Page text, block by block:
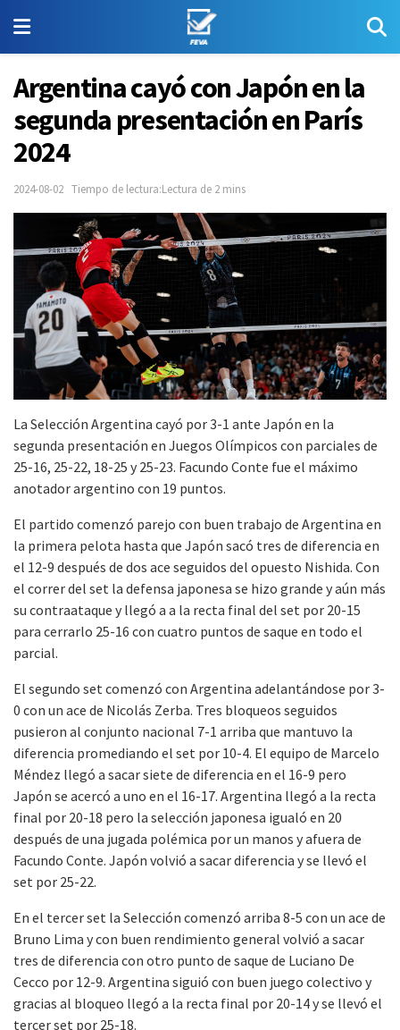
Argentina cayó con Japón en la
segunda presentación en París
2024
2024-08-02 Tiempo de lectura:Lectura de 2 mins
La Selección Argentina cayó por 3-1 ante Japón en la
segunda presentación en Juegos Olímpicos con parciales de
25-16, 25-22, 18-25 y 25-23. Facundo Conte fue el máximo
anotador argentino con 19 puntos.
El partido comenzó parejo con buen trabajo de Argentina en
la primera pelota hasta que Japón sacó tres de diferencia en
el 12-9 después de dos ace seguidos del opuesto Nishida. Con
el correr del set la defensa japonesa se hizo grande y aún más
su contraataque y llegó a a la recta final del set por 20-15
para cerrarlo 25-16 con cuatro puntos de saque en todo el
parcial.
El segundo set comenzó con Argentina adelantándose por 3-
0 con un ace de Nicolás Zerba. Tres bloqueos seguidos
pusieron al conjunto nacional 7-1 arriba que mantuvo la
diferencia promediando el set por 10-4. El equipo de Marcelo
Méndez llegó a sacar siete de diferencia en el 16-9 pero
Japón se acercó a uno en el 16-17. Argentina llegó a la recta
final por 20-18 pero la selección japonesa igualó en 20
después de una jugada polémica por un manos y afuera de
Facundo Conte. Japón volvió a sacar diferencia y se llevó el
set por 25-22.
En el tercer set la Selección comenzó arriba 8-5 con un ace de
Bruno Lima y con buen rendimiento general volvió a sacar
tres de diferencia con otro punto de saque de Luciano De
Cecco por 12-9. Argentina siguió con buen juego colectivo y
gracias al bloqueo llegó a la recta final por 20-14 y se llevó el
tercer set por 25-18.